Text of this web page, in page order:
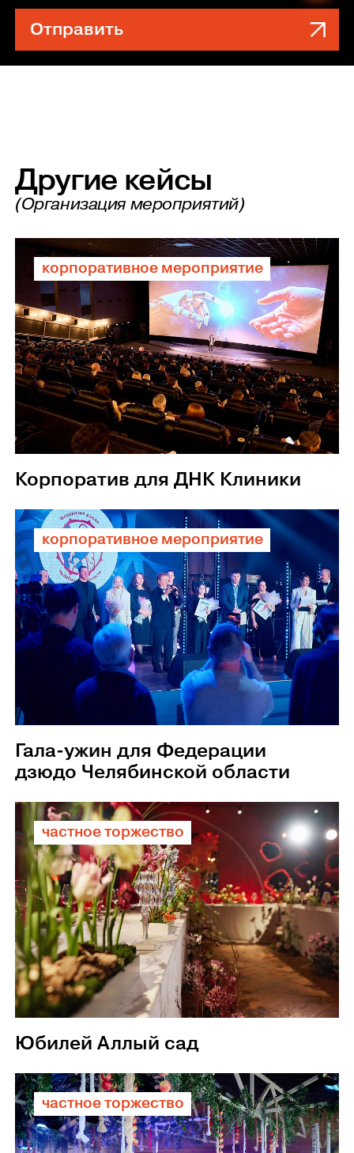
Отправить
Другие кейсы
(Организация мероприятий)
корпоративное мероприятие
Корпоратив для ДНК Клиники
корпоративное мероприятие
Гала-ужин для Федерации
дзюдо Челябинской области
частное торжество
Юбилей Аллый сад
частное торжество